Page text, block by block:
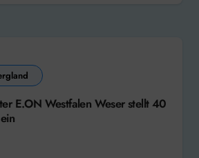
E.ON Westfalen Weser stellt 40